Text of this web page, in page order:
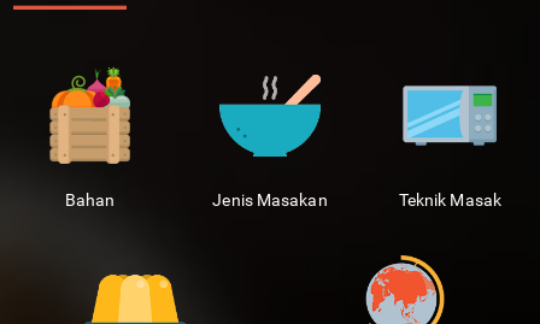
Bahan Jenis Masakan Teknik Masak